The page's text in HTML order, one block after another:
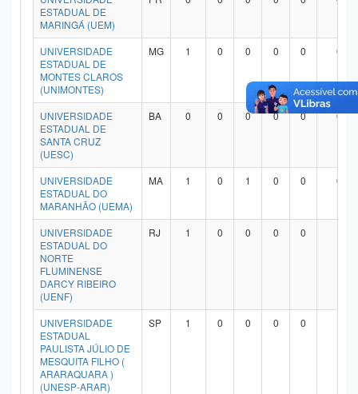
ESTADUAL DE
MARINGÁ (UEM)
UNIVERSIDADE
ESTADUAL DE
MONTES CLAROS
(UNIMONTES)
MG 1 0 0 0 0 0
UNIVERSIDADE
ESTADUAL DE
SANTA CRUZ
(UESC)
BA 0 0 0 0 0 0
UNIVERSIDADE
ESTADUAL DO
MARANHÃO (UEMA)
MA 1 0 1 0 0 0
UNIVERSIDADE
ESTADUAL DO
NORTE
FLUMINENSE
DARCY RIBEIRO
(UENF)
RJ 1 0 0 0 0
UNIVERSIDADE
ESTADUAL
PAULISTA JÚLIO DE
MESQUITA FILHO (
ARARAQUARA )
(UNESP-ARAR)
SP 1 0 0 0 0